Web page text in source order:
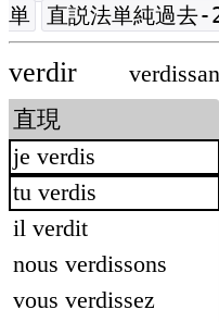
単
直説法単純過去-
verdir
直現
je verdis
tu verdis
il verdit
nous verdissons
vous verdissez